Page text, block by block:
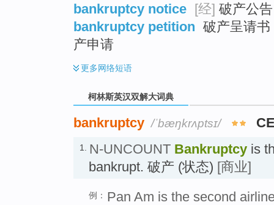
bankruptcy notice [经] 破产公
bankruptcy petition 破产呈请
产申请
更多网络短语
柯林斯英汉双解大词典
bankruptcy /ˈbæŋkrʌptsɪ/
1. N-UNCOUNT Bankruptcy is
bankrupt. 破产 (状态) [商业]
例： Pan Am is the second